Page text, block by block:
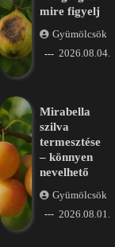
mire figyelj
Gyümölcsök
2026.08.04.
Mirabella
szilva
termesztése
– könnyen
nevelhető
Gyümölcsök
2026.08.01.